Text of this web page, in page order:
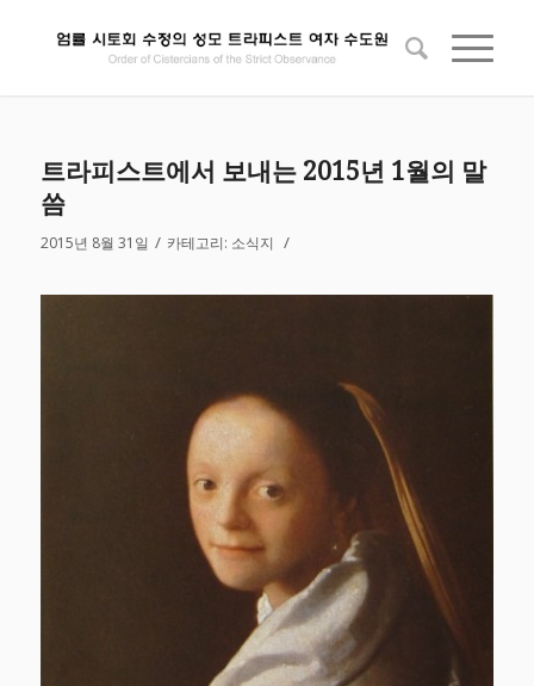
트라피스트에서 보내는 2015년 1월의 말
씀
2015년 8월 31일 / 카테고리: 소식지 /